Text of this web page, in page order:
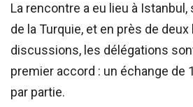
La rencontre a eu lieu à
de la Turquie, et en près de
discussions, les délégations
premier accord : un échange de
par partie.